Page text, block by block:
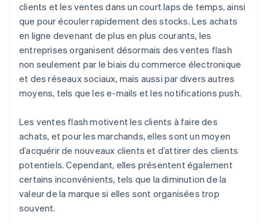
clients et les ventes dans un court laps de temps, ainsi
que pour écouler rapidement des stocks. Les achats
en ligne devenant de plus en plus courants, les
entreprises organisent désormais des ventes flash
non seulement par le biais du commerce électronique
et des réseaux sociaux, mais aussi par divers autres
moyens, tels que les e-mails et les notifications push.
Les ventes flash motivent les clients à faire des
achats, et pour les marchands, elles sont un moyen
d’acquérir de nouveaux clients et d’attirer des clients
potentiels. Cependant, elles présentent également
certains inconvénients, tels que la diminution de la
valeur de la marque si elles sont organisées trop
souvent.